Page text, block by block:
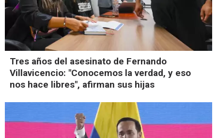
Tres años del asesinato de Fernando
Villavicencio: "Conocemos la verdad, y eso
nos hace libres", afirman sus hijas